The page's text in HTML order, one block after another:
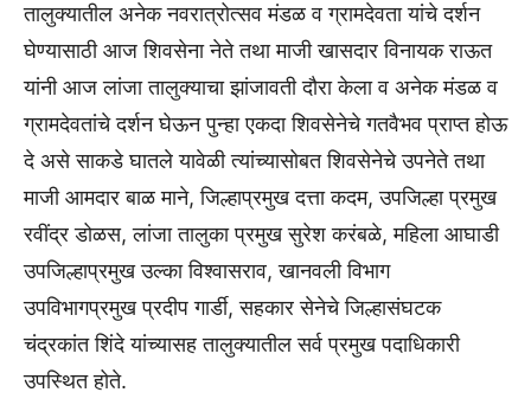
तालुक्यातील अनेक नवरात्रोत्सव मंडळ व ग्रामदेवता यांचे दर्शन
घेण्यासाठी आज शिवसेना नेते तथा माजी खासदार विनायक राऊत
यांनी आज लांजा तालुक्याचा झांजावती दौरा केला व अनेक मंडळ व
ग्रामदेवतांचे दर्शन घेऊन पुन्हा एकदा शिवसेनेचे गतवैभव प्राप्त होऊ
दे असे साकडे घातले यावेळी त्यांच्यासोबत शिवसेनेचे उपनेते तथा
माजी आमदार बाळ माने, जिल्हाप्रमुख दत्ता कदम, उपजिल्हा प्रमुख
रवींद्र डोळस, लांजा तालुका प्रमुख सुरेश करंबळे, महिला आघाडी
उपजिल्हाप्रमुख उल्का विश्वासराव, खानवली विभाग
उपविभागप्रमुख प्रदीप गार्डी, सहकार सेनेचे जिल्हासंघटक
चंद्रकांत शिंदे यांच्यासह तालुक्यातील सर्व प्रमुख पदाधिकारी
उपस्थित होते.